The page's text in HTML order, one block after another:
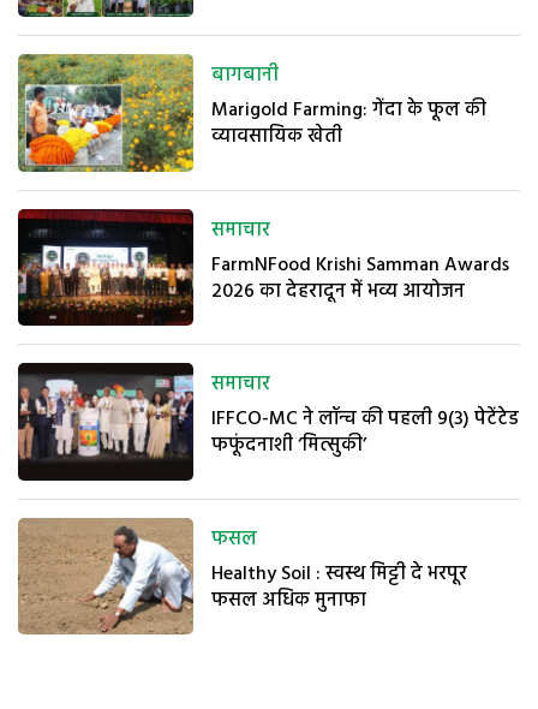
बागबानी
Marigold Farming: गेंदा के फूल की
व्यावसायिक खेती
समाचार
FarmNFood Krishi Samman Awards
2026 का देहरादून में भव्य आयोजन
समाचार
IFFCO-MC ने लॉन्च की पहली 9(3) पेटेंटेड
फफूंदनाशी ‘मित्सुकी’
फसल
Healthy Soil : स्वस्थ मिट्टी दे भरपूर
फसल अधिक मुनाफा